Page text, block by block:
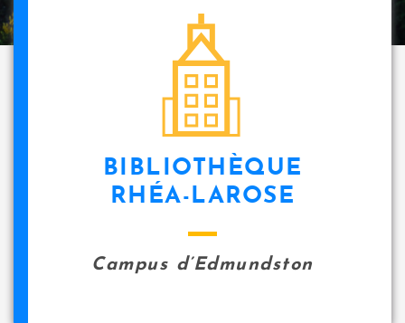
BIBLIOTHÈQUE
RHÉA-LAROSE
Campus d’Edmundston